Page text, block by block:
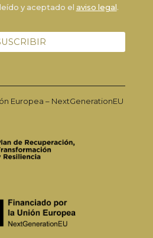
y aceptado el aviso legal.
Europea – NextGenerationEU